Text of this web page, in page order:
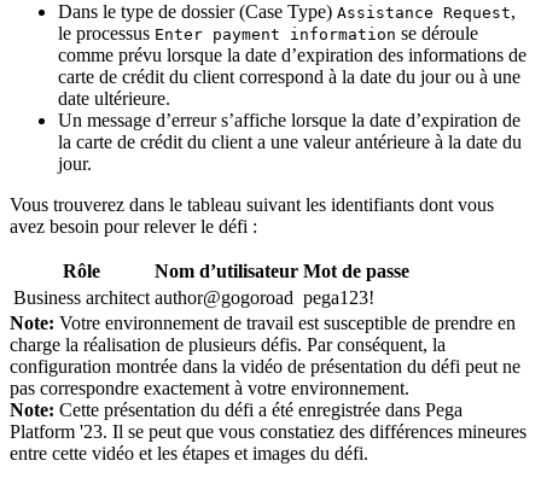
Dans le type de dossier (Case Type) Assistance Request,
le processus Enter payment information se déroule
comme prévu lorsque la date d’expiration des informations de
carte de crédit du client correspond à la date du jour ou à une
date ultérieure.
Un message d’erreur s’affiche lorsque la date d’expiration de
la carte de crédit du client a une valeur antérieure à la date du
jour.
Vous trouverez dans le tableau suivant les identifiants dont vous
avez besoin pour relever le défi :
Rôle Nom d’utilisateur Mot de passe
Business architect author@gogoroad pega123!
Note: Votre environnement de travail est susceptible de prendre en
charge la réalisation de plusieurs défis. Par conséquent, la
configuration montrée dans la vidéo de présentation du défi peut ne
pas correspondre exactement à votre environnement.
Note: Cette présentation du défi a été enregistrée dans Pega
Platform '23. Il se peut que vous constatiez des différences mineures
entre cette vidéo et les étapes et images du défi.